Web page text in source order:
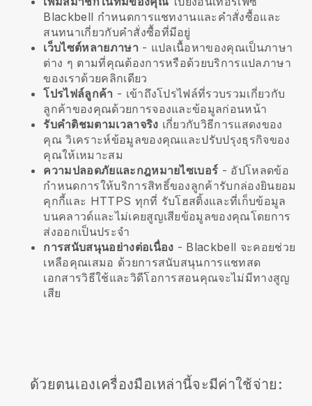
Blackbell กำหนดการแชทงานและคำสั่งซื้อและ
สนทนาเกี่ยวกับคำสั่งซื้อที่มีอยู่
เว็บไซต์หลายภาษา - แปลเนื้อหาของคุณเป็นภาษา
ต่าง ๆ ตามที่คุณต้องการหรือด้วยบริการแปลภาษา
ของเราด้วยคลิกเดียว
โปรไฟล์ลูกค้า - เข้าถึงโปรไฟล์ที่รวบรวมเกี่ยวกับ
ลูกค้าของคุณด้วยการจองและข้อมูลก่อนหน้า
รับคำติชมตามเวลาจริง เกี่ยวกับวิธีการแสดงของ
คุณ วิเคราะห์ข้อมูลของคุณและปรับปรุงธุรกิจของ
คุณให้เหมาะสม
ความปลอดภัยและกฎหมายไซเบอร์ - อัปโหลดข้อ
กำหนดการให้บริการสิทธิ์ของลูกค้ารับกล่องยินยอม
คุกกี้และ HTTPS ทุกที่ รับโฮสติ้งและที่เก็บข้อมูล
บนคลาวด์และไม่เคยสูญเสียข้อมูลของคุณโดยการ
ส่งออกเป็นประจำ
การสนับสนุนอย่างต่อเนื่อง - Blackbell จะคอยช่วย
เหลือคุณเสมอ ด้วยการสนับสนุนการแชทสด
เอกสารวิธีใช้และวิดีโอการสอนคุณจะไม่มีทางสูญ
เสีย
ด้วยตนเองเครื่องมือเหล่านี้จะมีค่าใช้จ่าย: